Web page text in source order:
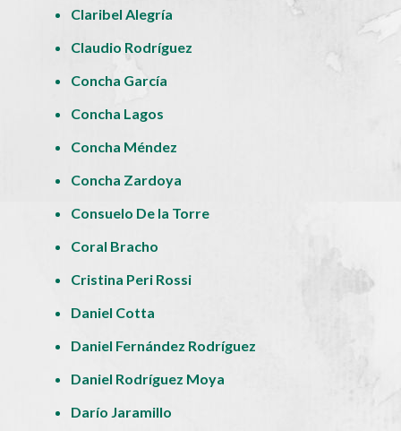
Claribel Alegría
Claudio Rodríguez
Concha García
Concha Lagos
Concha Méndez
Concha Zardoya
Consuelo De la Torre
Coral Bracho
Cristina Peri Rossi
Daniel Cotta
Daniel Fernández Rodríguez
Daniel Rodríguez Moya
Darío Jaramillo